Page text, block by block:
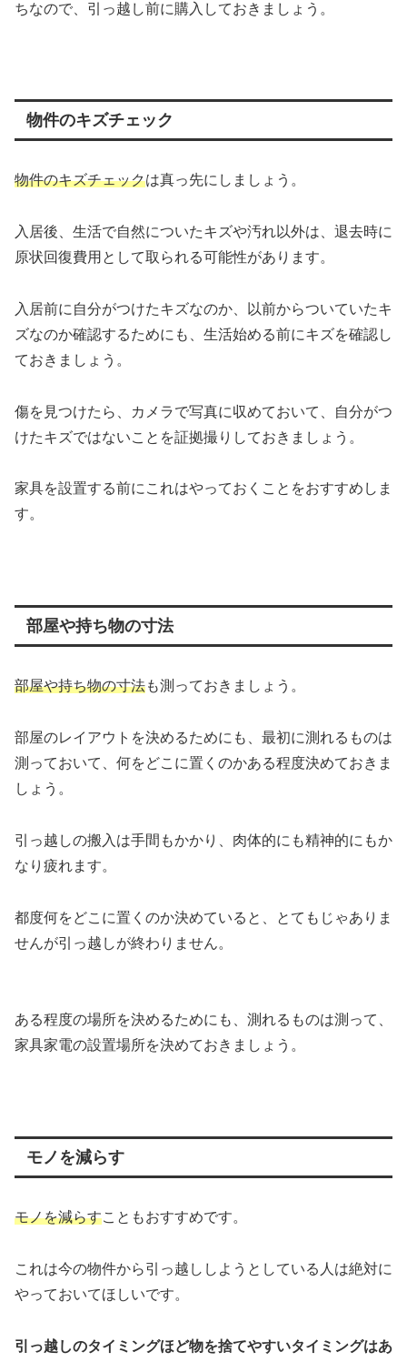
ちなので、引っ越し前に購入しておきましょう。
物件のキズチェック
物件のキズチェックは真っ先にしましょう。
入居後、生活で自然についたキズや汚れ以外は、退去時に
原状回復費用として取られる可能性があります。
入居前に自分がつけたキズなのか、以前からついていたキ
ズなのか確認するためにも、生活始める前にキズを確認し
ておきましょう。
傷を見つけたら、カメラで写真に収めておいて、自分がつ
けたキズではないことを証拠撮りしておきましょう。
家具を設置する前にこれはやっておくことをおすすめしま
す。
部屋や持ち物の寸法
部屋や持ち物の寸法も測っておきましょう。
部屋のレイアウトを決めるためにも、最初に測れるものは
測っておいて、何をどこに置くのかある程度決めておきま
しょう。
引っ越しの搬入は手間もかかり、肉体的にも精神的にもか
なり疲れます。
都度何をどこに置くのか決めていると、とてもじゃありま
せんが引っ越しが終わりません。
ある程度の場所を決めるためにも、測れるものは測って、
家具家電の設置場所を決めておきましょう。
モノを減らす
モノを減らすこともおすすめです。
これは今の物件から引っ越ししようとしている人は絶対に
やっておいてほしいです。
引っ越しのタイミングほど物を捨てやすいタイミングはあ